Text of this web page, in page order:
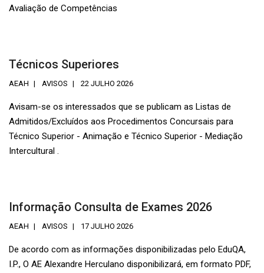
Avaliação de Competências
Técnicos Superiores
AEAH AVISOS 22 JULHO 2026
Avisam-se os interessados que se publicam as Listas de
Admitidos/Excluídos aos Procedimentos Concursais para
Técnico Superior - Animação e Técnico Superior - Mediação
Intercultural .
Informação Consulta de Exames 2026
AEAH AVISOS 17 JULHO 2026
De acordo com as informações disponibilizadas pelo EduQA,
I.P., O AE Alexandre Herculano disponibilizará, em formato PDF,